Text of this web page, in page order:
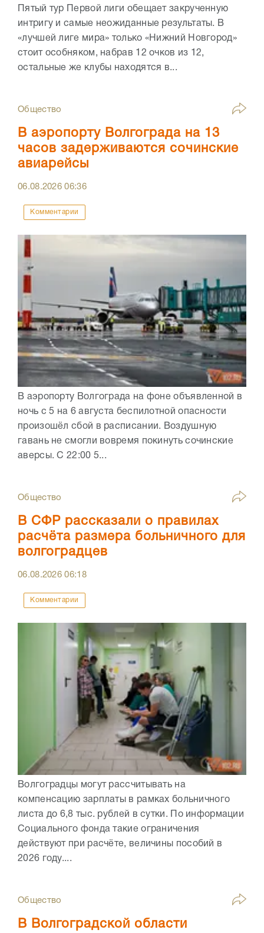
Пятый тур Первой лиги обещает закрученную
интригу и самые неожиданные результаты. В
«лучшей лиге мира» только «Нижний Новгород»
стоит особняком, набрав 12 очков из 12,
остальные же клубы находятся в...
Общество
В аэропорту Волгограда на 13
часов задерживаются сочинские
авиарейсы
06.08.202606:36
Комментарии
В аэропорту Волгограда на фоне объявленной в
ночь с 5 на 6 августа беспилотной опасности
произошёл сбой в расписании. Воздушную
гавань не смогли вовремя покинуть сочинские
аверсы. С 22:00 5...
Общество
В СФР рассказали о правилах
расчёта размера больничного для
волгоградцев
06.08.202606:18
Комментарии
Волгоградцы могут рассчитывать на
компенсацию зарплаты в рамках больничного
листа до 6,8 тыс. рублей в сутки. По информации
Социального фонда такие ограничения
действуют при расчёте, величины пособий в
2026 году....
Общество
В Волгоградской области